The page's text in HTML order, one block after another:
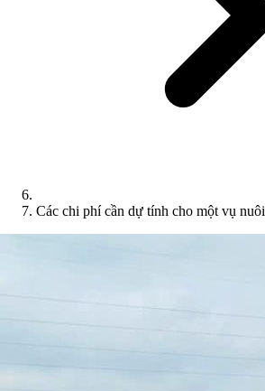
Các chi phí cần dự tính cho một vụ nuôi